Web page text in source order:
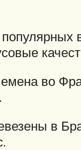
во
в